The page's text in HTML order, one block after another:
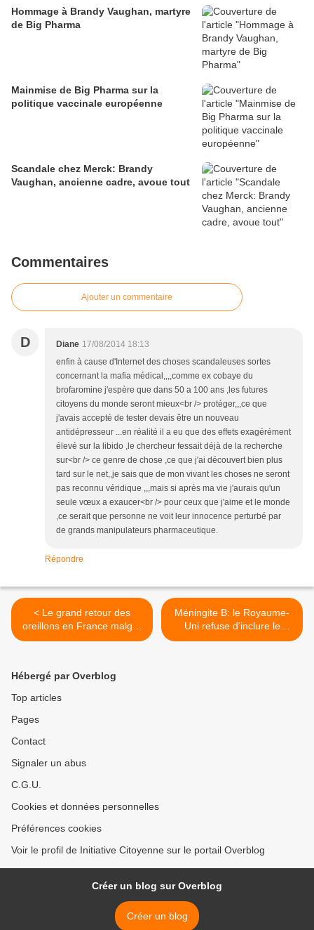
Hommage à Brandy Vaughan, martyre
de Big Pharma
Mainmise de Big Pharma sur la
politique vaccinale européenne
Scandale chez Merck: Brandy
Vaughan, ancienne cadre, avoue tout
Commentaires
Ajouter un commentaire
D Diane 17/08/2014 18:13
enfin à cause d'Internet des choses scandaleuses sortes
concernant la mafia médical,,,,comme ex cobaye du
brofaromine j'espère que dans 50 a 100 ans ,les futures
citoyens du monde seront mieux<br /> protéger,,,ce que
j'avais accepté de tester devais être un nouveau
antidépresseur ...en réalité il a eu que des effets exagérément
élevé sur la libido ,le chercheur fessait déjà de la recherche
sur<br /> ce genre de chose ,ce que j'ai découvert bien plus
tard sur le net,,je sais que de mon vivant les choses ne seront
pas reconnu véridique ,,,mais si après ma vie j'aurais qu'un
seule vœux a exaucer<br /> pour ceux que j'aime et le monde
,ce serait que personne ne voit leur innocence perturbé par
de grands manipulateurs pharmaceutique.
Répondre
< Le grand retour des
oreillons en France malgré
les 2 doses de ROR!
Méningite B: le Royaume-
Uni refuse d'inclure le
vaccin de Novartis dans le
Hébergé par Overblog
Top articles
Pages
Contact
Signaler un abus
C.G.U.
Cookies et données personnelles
Préférences cookies
Voir le profil de Initiative Citoyenne sur le portail Overblog
Créer un blog sur Overblog
Créer un blog